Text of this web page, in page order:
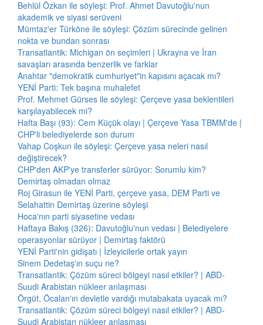
Behlül Özkan ile söyleşi: Prof. Ahmet Davutoğlu'nun
akademik ve siyasi serüveni
Mümtaz'er Türköne ile söyleşi: Çözüm sürecinde gelinen
nokta ve bundan sonrası
Transatlantik: Michigan ön seçimleri | Ukrayna ve İran
savaşları arasında benzerlik ve farklar
Anahtar "demokratik cumhuriyet"in kapısını açacak mı?
YENİ Parti: Tek başına muhalefet
Prof. Mehmet Gürses ile söyleşi: Çerçeve yasa beklentileri
karşılayabilecek mi?
Hafta Başı (93): Cem Küçük olayı | Çerçeve Yasa TBMM'de |
CHP'li belediyelerde son durum
Vahap Coşkun ile söyleşi: Çerçeve yasa neleri nasıl
değiştirecek?
CHP'den AKP'ye transferler sürüyor: Sorumlu kim?
Demirtaş olmadan olmaz
Roj Girasun ile YENİ Parti, çerçeve yasa, DEM Parti ve
Selahattin Demirtaş üzerine söyleşi
Hoca'nın parti siyasetine vedası
Haftaya Bakış (326): Davutoğlu'nun vedası | Belediyelere
operasyonlar sürüyor | Demirtaş faktörü
YENİ Parti'nin gidişatı | İzleyicilerle ortak yayın
Sinem Dedetaş'ın suçu ne?
Transatlantik: Çözüm süreci bölgeyi nasıl etkiler? | ABD-
Suudi Arabistan nükleer anlaşması
Örgüt, Öcalan'ın devletle vardığı mutabakata uyacak mı?
Transatlantik: Çözüm süreci bölgeyi nasıl etkiler? | ABD-
Suudi Arabistan nükleer anlaşması